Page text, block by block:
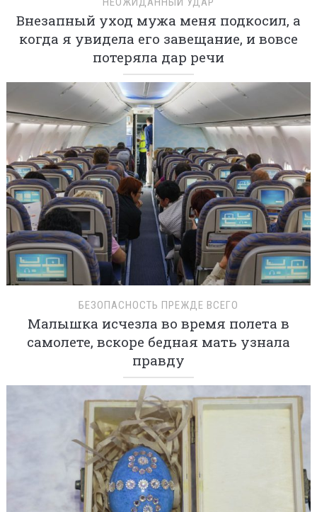
Внезапный уход мужа меня подкосил, а
когда я увидела его завещание, и вовсе
потеряла дар речи
БЕЗОПАСНОСТЬ ПРЕЖДЕ ВСЕГО
Малышка исчезла во время полета в
самолете, вскоре бедная мать узнала
правду